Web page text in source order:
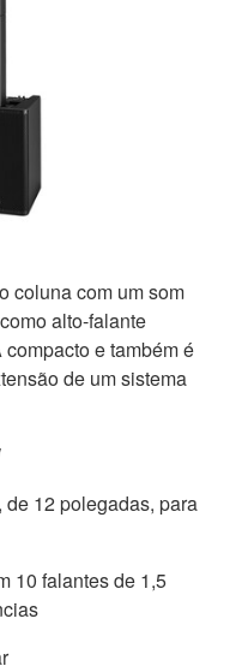
coluna com um som
alto-falante
e também é
de um sistema
12 polegadas, para
10 falantes de 1,5